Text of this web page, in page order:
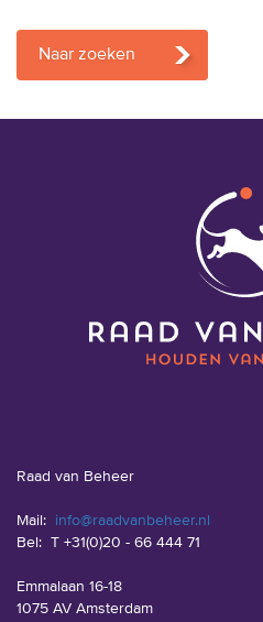
Inlog leden / officials
Veelgestelde vragen
Naar zoeken
Raad van Beheer
Mail: info@raadvanbeheer.nl
Bel: T +31(0)20 - 66 444 71
Emmalaan 16-18
1075 AV Amsterdam